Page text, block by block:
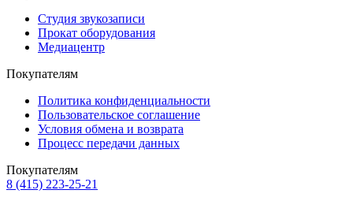
Студия звукозаписи
Прокат оборудования
Медиацентр
Покупателям
Политика конфиденциальности
Пользовательское соглашение
Условия обмена и возврата
Процесс передачи данных
Покупателям
8 (415) 223-25-21